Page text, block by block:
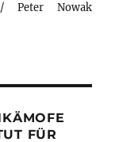
Peter Nowak
FÜR